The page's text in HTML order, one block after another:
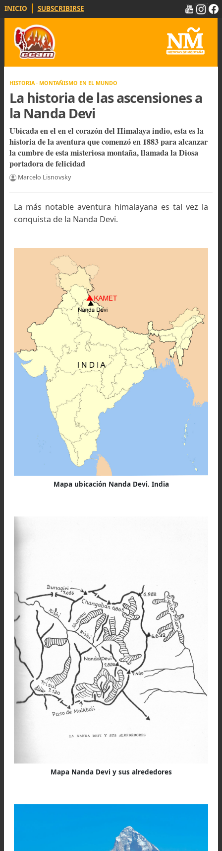
INICIO | SUBSCRIBIRSE
HISTORIA · MONTAÑISMO EN EL MUNDO
La historia de las ascensiones
la Nanda Devi
Ubicada en el en el corazón del Himalaya indio, esta es
historia de la aventura que comenzó en 1883 para
la cumbre de esta misteriosa montaña, llamada la Diosa
portadora de felicidad